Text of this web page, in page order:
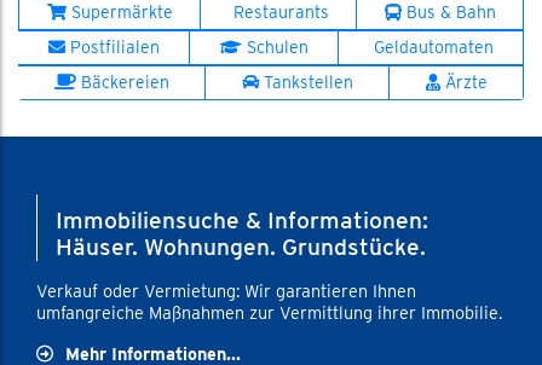
Supermärkte Restaurants
Bus & Bahn
Postfilialen
Schulen
Geldautomaten
Bäckereien
Tankstellen Ärzte
Immobiliensuche & Informationen:
Häuser. Wohnungen. Grundstücke.
Verkauf oder Vermietung: Wir garantieren Ihnen
umfangreiche Maßnahmen zur Vermittlung ihrer Immobilie.
Mehr Informationen...